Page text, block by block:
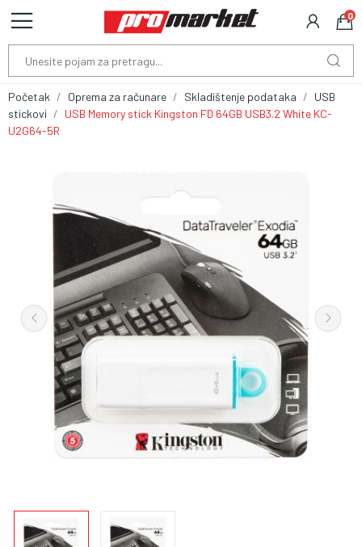
0
Početak Oprema za računare Skladištenje podataka
USB
stickovi
USB Memory stick Kingston FD 64GB USB3.2 White KC-
U2G64-5R